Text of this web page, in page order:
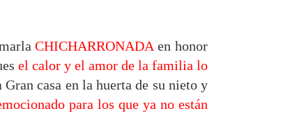
CHICHARRONADA en honor
el calor y el amor de la familia lo
casa en la huerta de su nieto y
para los que ya no están